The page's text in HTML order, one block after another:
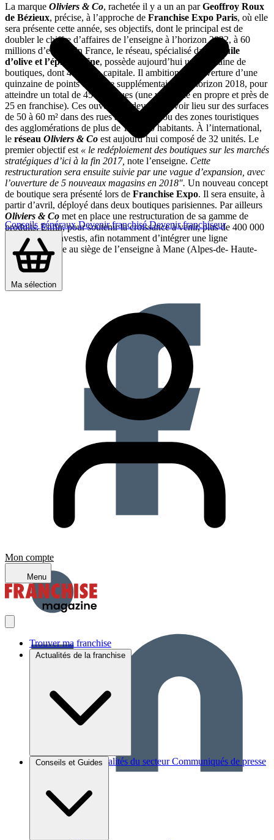
Conseils générauxDevenir franchiséDevenir franchiseur
Ma sélection
Mon compte
Menu
Trouver ma franchise
Actualités de la franchise
Brèves et actus Actualités du secteur Communiqués de presse
Conseils et Guides
La marque Oliviers & Co, rachetée il y a un an parGeoffroy Roux
de Bézieux, précise, à l’approche de Franchise Expo Paris, où elle
sera présente cette année, ses objectifs, dont le principal est de
doubler le chiffre d’affaires de l’enseigne à l’horizon 2022, à 60
millions d’euros. En France, le réseau, spécialisé dans
l’huile
d’olive et l’épicerie fine, possède aujourd’hui une trentaine de
boutiques, dont 4 dans la capitale. Il ambitionne l’ouverture d’une
quinzaine de points de vente supplémentaires à l’horizon 2018, pour
atteindre un total de 45 boutiques (une vingtaine en propre et près de
25 en franchise). Ces ouvertures devraient avoir lieu sur des surfaces
de 50 à 60 m² dans des rues alimentaires ou des zones touristiques
des agglomérations de plus de 150 000 habitants. À l’international,
le réseau Oliviers & Co est aujourd’hui composé de 32 unités. Le
premier objectif est « le redéploiement des boutiques sur les marchés
stratégiques d’ici à la fin 2017, note l’enseigne. Cette
restructuration sera ensuite suivie par une vague d’expansion, avec
l’ouverture de 5 nouveaux magasins en 2018″. Un nouveau concept
de boutique sera présenté lors de Franchise Expo. Il sera ensuite, à
partir d’avril, déployé dans deux boutiques parisiennes. Par ailleurs
Oliviers & Co met en place une restructuration de sa gamme de
produits. Enfin, pour soutenir la croissance à venir, plus de 400 000
euros ont été investis, afin notamment d’intégrer une ligne
d’embouteillage au siège de l’enseigne à Mane (Alpes-de- Haute-
Provence).
Partager sur :